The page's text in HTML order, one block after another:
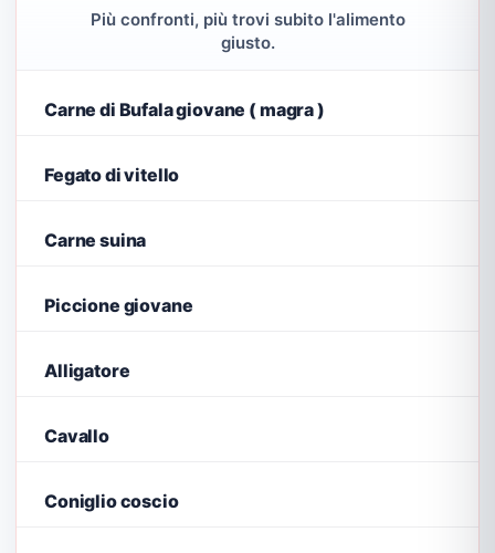
Più confronti, più trovi subito l'alimento
giusto.
Carne di Bufala giovane ( magra )
Fegato di vitello
Carne suina
Piccione giovane
Alligatore
Cavallo
Coniglio coscio